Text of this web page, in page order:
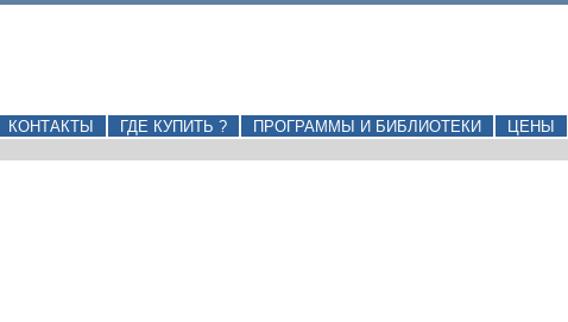
КОНТАКТЫ ГДЕ КУПИТЬ ? ПРОГРАММЫ И БИБЛИОТЕКИ ЦЕНЫ